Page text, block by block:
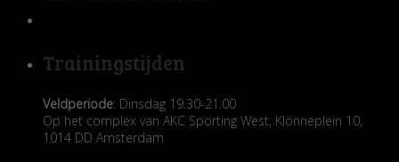
Trainingstijden
Veldperiode: Dinsdag 19.30-21.00
Op het complex van AKC Sporting West, Klönneplein 10,
1014 DD Amsterdam